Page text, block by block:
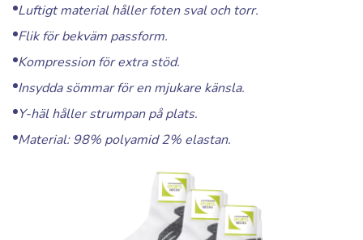
Luftigt material håller foten sval och torr.
Flik för bekväm passform.
Kompression för extra stöd.
Insydda sömmar för en mjukare känsla.
Y-häl håller strumpan på plats.
Material: 98% polyamid 2% elastan.